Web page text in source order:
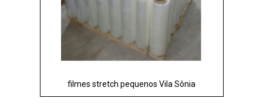
filmes stretch pequenos Vila Sônia